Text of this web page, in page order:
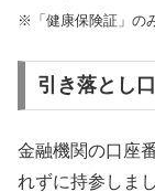
※「健康保険証」の
引き落とし
金融機関の口座
れずに持参しま